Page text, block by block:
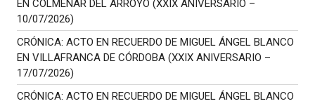
EN COLMENAR DEL ARROYO (XXIX ANIVERSARIO –
10/07/2026)
CRÓNICA: ACTO EN RECUERDO DE MIGUEL ÁNGEL BLANCO
EN VILLAFRANCA DE CÓRDOBA (XXIX ANIVERSARIO –
17/07/2026)
CRÓNICA: ACTO EN RECUERDO DE MIGUEL ÁNGEL BLANCO